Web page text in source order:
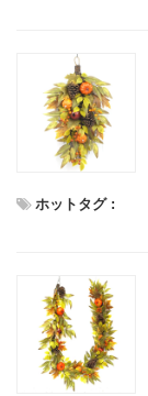
ホットタグ :